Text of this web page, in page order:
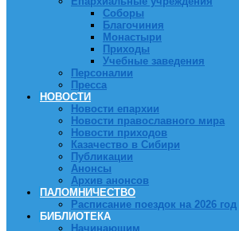
Соборы
Благочиния
Монастыри
Приходы
Учебные заведения
Персоналии
Пресса
НОВОСТИ
Новости епархии
Новости православного мира
Новости приходов
Казачество в Сибири
Публикации
Анонсы
Архив анонсов
ПАЛОМНИЧЕСТВО
Расписание поездок на 2026 год
БИБЛИОТЕКА
Начинающим